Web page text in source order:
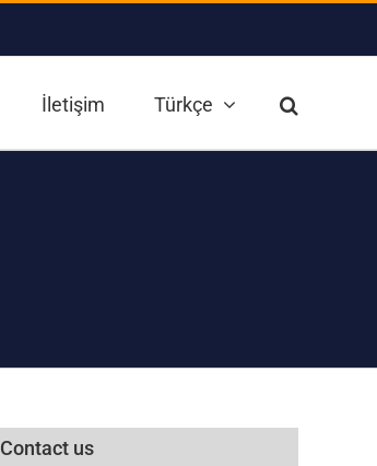
İletişim Türkçe
Contact us